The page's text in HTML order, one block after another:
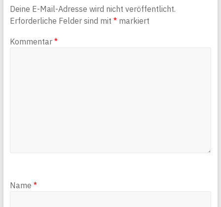
Deine E-Mail-Adresse wird nicht veröffentlicht.
Erforderliche Felder sind mit *markiert
Kommentar *
Name *